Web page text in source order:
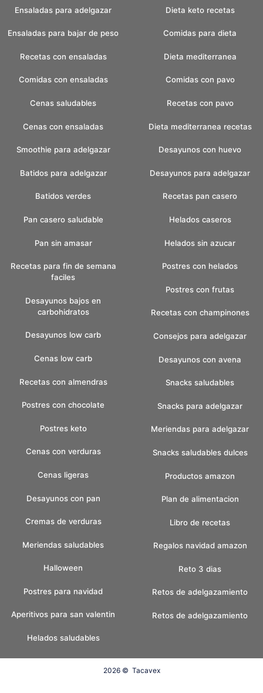
Ensaladas para adelgazar
Ensaladas para bajar de peso
Recetas con ensaladas
Comidas con ensaladas
Cenas saludables
Cenas con ensaladas
Smoothie para adelgazar
Batidos para adelgazar
Batidos verdes
Dieta keto recetas
Comidas para dieta
Dieta mediterranea
Comidas con pavo
Recetas con pavo
Dieta mediterranea recetas
Desayunos con huevo
Desayunos para adelgazar
Recetas pan casero
Pan casero saludable
Pan sin amasar
Recetas para fin de semana
faciles
Desayunos bajos en
carbohidratos
Desayunos low carb
Cenas low carb
Recetas con almendras
Postres con chocolate
Postres keto
Cenas con verduras
Cenas ligeras
Desayunos con pan
Cremas de verduras
Meriendas saludables
Halloween
Postres para navidad
Aperitivos para san valentin
Helados saludables
Helados caseros
Helados sin azucar
Postres con helados
Postres con frutas
Recetas con champinones
Consejos para adelgazar
Desayunos con avena
Snacks saludables
Snacks para adelgazar
Meriendas para adelgazar
Snacks saludables dulces
Productos amazon
Plan de alimentacion
Libro de recetas
Regalos navidad amazon
Reto 3 dias
Retos de adelgazamiento
Retos de adelgazamiento
2026 © Tacavex